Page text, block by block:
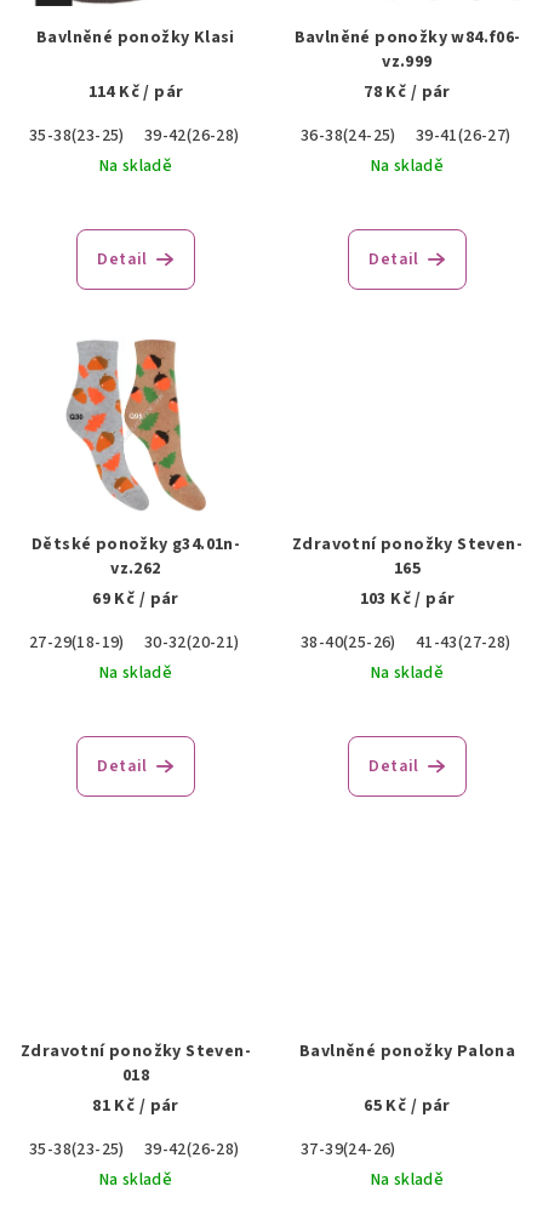
Bavlněné ponožky Klasi
114 Kč/ pár
35-38(23-25)
39-42(26-28)
43-46(29-31)
Na skladě
Detail
Bavlněné ponožky w84.f06-
vz.999
78 Kč / pár
36-38(24-25)
39-41(26-27)
Na skladě
Detail
Dětské ponožky g34.01n-
vz.262
69 Kč / pár
27-29(18-19)
30-32(20-21)
Na skladě
Detail
Zdravotní ponožky Steven-
165
103 Kč/ pár
38-40(25-26)
41-43(27-28)
Na skladě
Detail
Zdravotní ponožky Steven-
018
81 Kč / pár
35-38(23-25)
39-42(26-28)
43-46(29-30)
Na skladě
Bavlněné ponožky Palona
65 Kč / pár
37-39(24-26)
Na skladě